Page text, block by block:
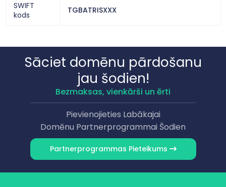
SWIFT
kods
TGBATRISXXX
Sāciet domēnu pārdošanu
jau šodien!
Bezmaksas, vienkārši un ērti
Pievienojieties Labākajai
Domēnu Partnerprogrammai Šodien
Partnerprogrammas Pieteikums